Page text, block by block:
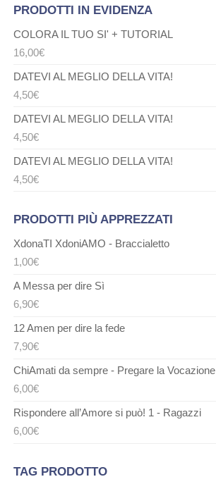
PRODOTTI IN EVIDENZA
COLORA IL TUO SI' + TUTORIAL
16,00€
DATEVI AL MEGLIO DELLA VITA!
4,50€
DATEVI AL MEGLIO DELLA VITA!
4,50€
DATEVI AL MEGLIO DELLA VITA!
4,50€
PRODOTTI PIÙ APPREZZATI
XdonaTI XdoniAMO - Braccialetto
1,00€
A Messa per dire Sì
6,90€
12 Amen per dire la fede
7,90€
ChiAmati da sempre - Pregare la Vocazione
6,00€
Rispondere all’Amore si può! 1 - Ragazzi
6,00€
TAG PRODOTTO